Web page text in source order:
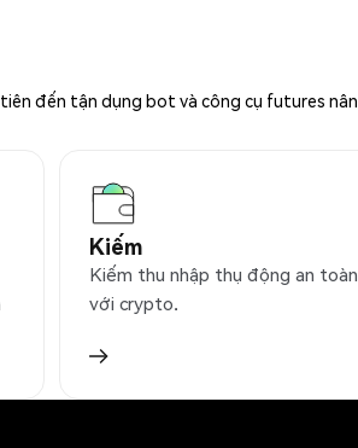
đến tận dụng bot và công cụ futures
Kiếm
Kiếm thu nhập thụ động an toàn
với crypto.